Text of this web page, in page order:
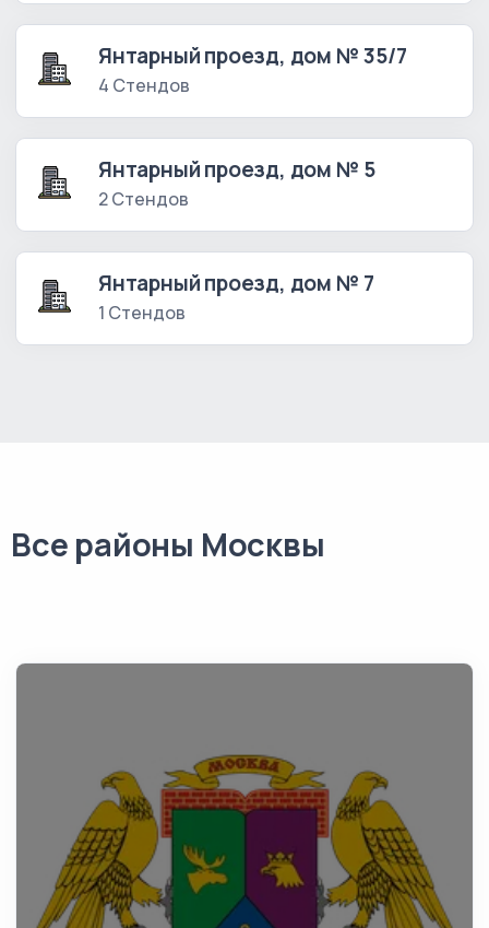
Янтарный проезд, дом № 35/7
4 Стендов
Янтарный проезд, дом № 5
2 Стендов
Янтарный проезд, дом № 7
1 Стендов
Все районы Москвы